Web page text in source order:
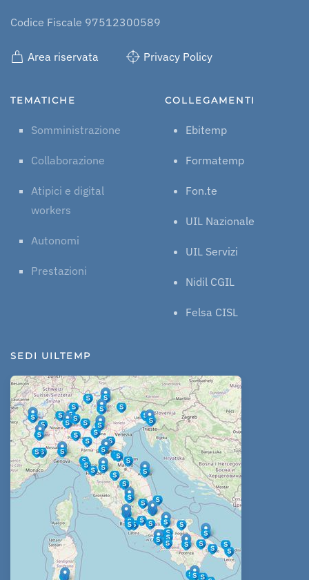
Codice Fiscale 97512300589
Area riservata Privacy Policy
TEMATICHE
Somministrazione
Collaborazione
Atipici e digital
workers
Autonomi
Prestazioni
COLLEGAMENTI
Ebitemp
Formatemp
Fon.te
UIL Nazionale
UIL Servizi
Nidil CGIL
Felsa CISL
SEDI UILTEMP